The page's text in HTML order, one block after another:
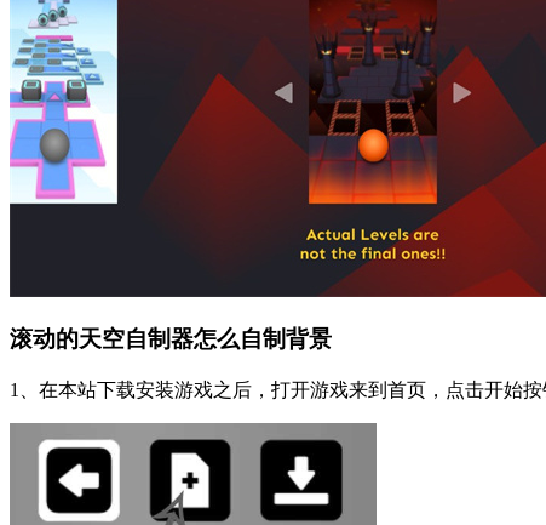
滚动的天空自制器怎么自制背景
1、在本站下载安装游戏之后，打开游戏来到首页，点击开始